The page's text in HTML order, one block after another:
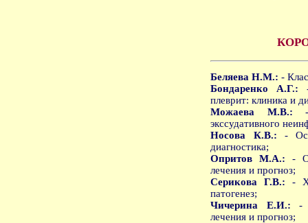
Беляева Н.М.: -
Бондаренко А.Г.:
плеврит: клиника и
Можаева М.В.: -
экссудативного
Носова К.В.: -
диагностика;
Опритов М.А.: -
лечения и прогноз;
Серикова Г.В.: -
патогенез;
Чичерина Е.И.: -
лечения и прогноз;